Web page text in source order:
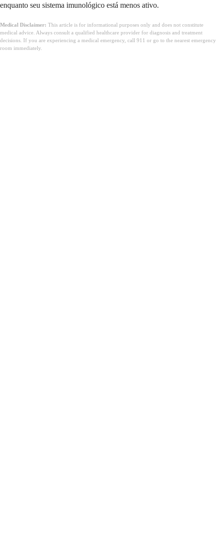
enquanto seu sistema imunológico está menos ativo.
Medical Disclaimer: This article is for informational purposes only and does not constitute
medical advice. Always consult a qualified healthcare provider for diagnosis and treatment
decisions. If you are experiencing a medical emergency, call 911 or go to the nearest emergency
room immediately.